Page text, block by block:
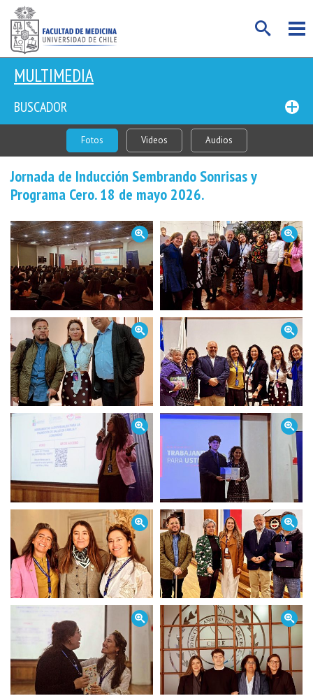
MULTIMEDIA
BUSCADOR
Fotos Videos Audios
Jornada de Inducción Sembrando Sonrisas y
Programa Cero. 18 de mayo 2026.